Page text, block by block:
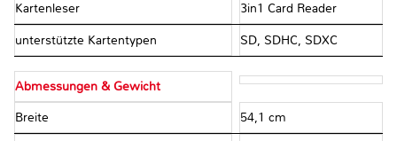
Kartenleser 3in1 Card Reader
unterstützte Kartentypen SD, SDHC, SDXC
Abmessungen & Gewicht
Breite 54,1 cm